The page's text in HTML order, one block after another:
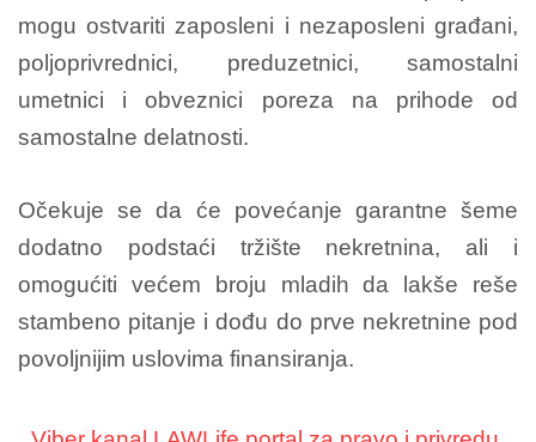
mogu ostvariti zaposleni i nezaposleni građani,
poljoprivrednici, preduzetnici, samostalni
umetnici i obveznici poreza na prihode od
samostalne delatnosti.
Očekuje se da će povećanje garantne šeme
dodatno podstaći tržište nekretnina, ali i
omogućiti većem broju mladih da lakše reše
stambeno pitanje i dođu do prve nekretnine pod
povoljnijim uslovima finansiranja.